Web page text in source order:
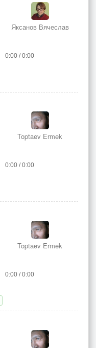
Яксанов Вячеслав
0:00 / 0:00
Toptaev Ermek
0:00 / 0:00
Toptaev Ermek
0:00 / 0:00